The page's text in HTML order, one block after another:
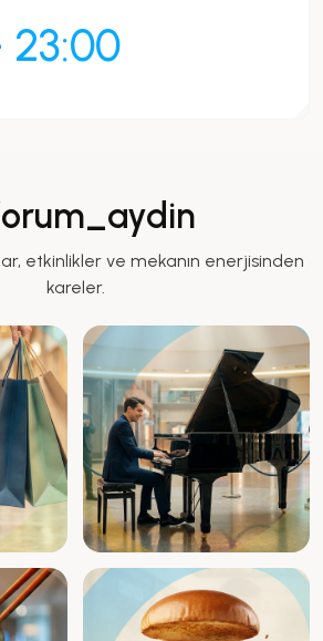
23:00
etkinlikler ve mekanın enerjisinden
kareler.